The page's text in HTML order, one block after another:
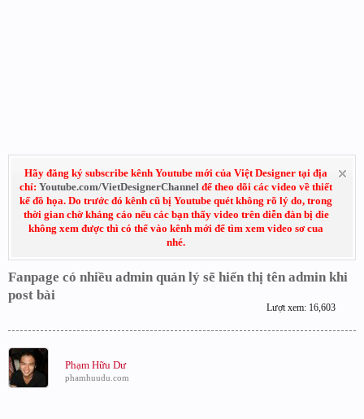
Hãy đăng ký subscribe kênh Youtube mới của Việt Designer tại địa
chỉ: Youtube.com/VietDesignerChannel để theo dõi các video về thiết
kế đồ họa. Do trước đó kênh cũ bị Youtube quét không rõ lý do, trong
thời gian chờ kháng cáo nếu các bạn thấy video trên diễn đàn bị die
không xem được thì có thể vào kênh mới để tìm xem video sơ cua
nhé.
Fanpage có nhiều admin quản lý sẽ hiển thị tên admin khi
post bài
Lượt xem: 16,603
Phạm Hữu Dư
phamhuudu.com